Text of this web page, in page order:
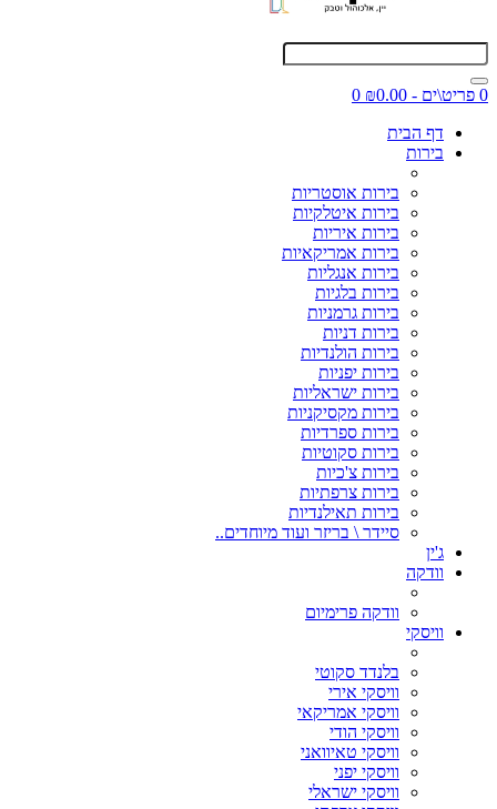
0 פריט\ים - ₪0.00
0
דף הבית
בירות
בירות אוסטריות
בירות איטלקיות
בירות איריות
בירות אמריקאיות
בירות אנגליות
בירות בלגיות
בירות גרמניות
בירות דניות
בירות הולנדיות
בירות יפניות
בירות ישראליות
בירות מקסיקניות
בירות ספרדיות
בירות סקוטיות
בירות צ'כיות
בירות צרפתיות
בירות תאילנדיות
סיידר \ בריזר ועוד מיוחדים..
ג'ין
וודקה
וודקה פרימיום
וויסקי
בלנדד סקוטי
וויסקי אירי
וויסקי אמריקאי
וויסקי הודי
וויסקי טאיוואני
וויסקי יפני
וויסקי ישראלי